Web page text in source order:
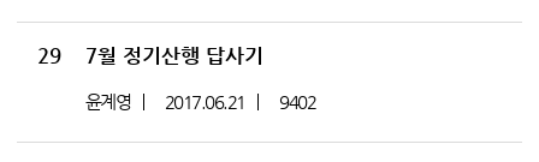
29 7월 정기산행 답사기
윤계영 2017.06.21 9402